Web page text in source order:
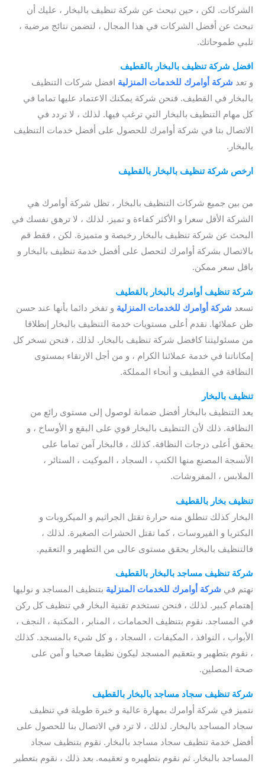
الشركات. لكن ، حين تبحث عن شركة تنظيف بالبخار ، عليك أن
تبحث عن أفضل الشركات في هذا المجال ، لتضمن نتائج مرضية ،
تلبي طموحاتك.
افضل شركة تنظيف بالبخار بالقطيف
و تعد شركة أوامرك للخدمات المنزلية افضل شركات التنظيف
بالبخار في القطيف. فنحن شركة يمكنك الاعتماد عليها تماما في
كل مهام التنظيف بالبخار التي ترغب فيها. لذلك ، لا تردد في
الاتصال بنا في شركة أوامرك للحصول على أفضل خدمات التنظيف
بالبخار.
ارخص شركة تنظيف بالبخار بالقطيف
من بين جميع شركات التنظيف بالبخار ، تظل شركة أوامرك هي
الشركة الأقل سعرا و الأكثر كفاءة و تميز. لذلك ، لا ترهق نفسك في
البحث عن شركة تنظيف بالبخار رخيصة و متميزة. لكن ، فقط قم
بالاتصال بشركة أوامرك لتحصل على أفضل خدمة تنظيف بالبخار و
باقل سعر ممكن.
شركة تنظيف أوامرك بالبخار بالقطيف
تسعد شركة أوامرك للخدمات المنزلية و تفخر دائما بأنها عند حسن
ظن عملائها. نقدم أعلى مستويات خدمة التنظيف بالبخار إنطلاقا
من مسئوليتنا كافضل شركة تنظيف بالبخار. لذلك ، فنحن نسخر كل
إمكاناتنا في خدمة عملائنا الكرام ، و من أجل الارتقاء بمستوى
النظافة في القطيف و أنحاء المملكة.
تنظيف بالبخار
يعد التنظيف بالبخار أفضل ضمانة لوصول إلى مستوى رائع من
النظافة. ذلك لأن التنظيف بالبخار قوي على البقع و الأوساخ ، و
يحقق أعلى درجات النظافة. كذلك ، فالبخار آمن تماما على
الأنسجة المصنع منها الكنب ، السجاد ، الموكيت ، الستائر ،
الملابس ، المفروشات.
تنظيف بخار بالقطيف
البخار كذلك تنطلق منه حرارة تقتل الجراثيم و الميكروبات و
البكتريا و الفيروسات ، كما تقتل الحشرات الصغيرة. لذلك ،
فالتنظيف بالبخار يحقق مستوى عالى من التطهير و التعقيم.
شركة تنظيف مساجد بالبخار بالقطيف
نهتم في شركة أوامرك للخدمات المنزلية بتنظيف المساجد و نوليها
إهتمام كبير. لذلك ، فنحن نستخدم تقنية البخار في تنظيف كل ركن
في المساجد. نقوم بتنظيف الحمامات ، المنابر ، المكتبة ، النجف ،
الأبواب ، النوافذ ، المكيفات ، السجاد ، و كل شيء بالمسجد. كذلك
، نقوم بتطهير و بتعقيم المسجد ليكون نظيفا صحيا و آمن على
صحة المصلين.
شركة تنظيف سجاد مساجد بالبخار بالقطيف
نتميز في شركة أوامرك بمهارة عالية و خبرة طويلة في تنظيف
سجاد المساجد بالبخار. لذلك ، لا ترد في الاتصال بنا للحصول على
أفضل خدمة تنظيف سجاد مساجد بالبخار. نقوم بتنظيف سجاد
المساجد بالبخار. ثم نقوم بتطهيره و تعقيمه. بعد ذلك ، نقوم بتعطير